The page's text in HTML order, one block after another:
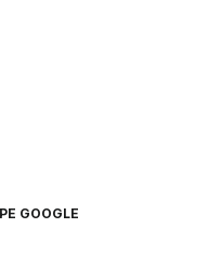
GOOGLE